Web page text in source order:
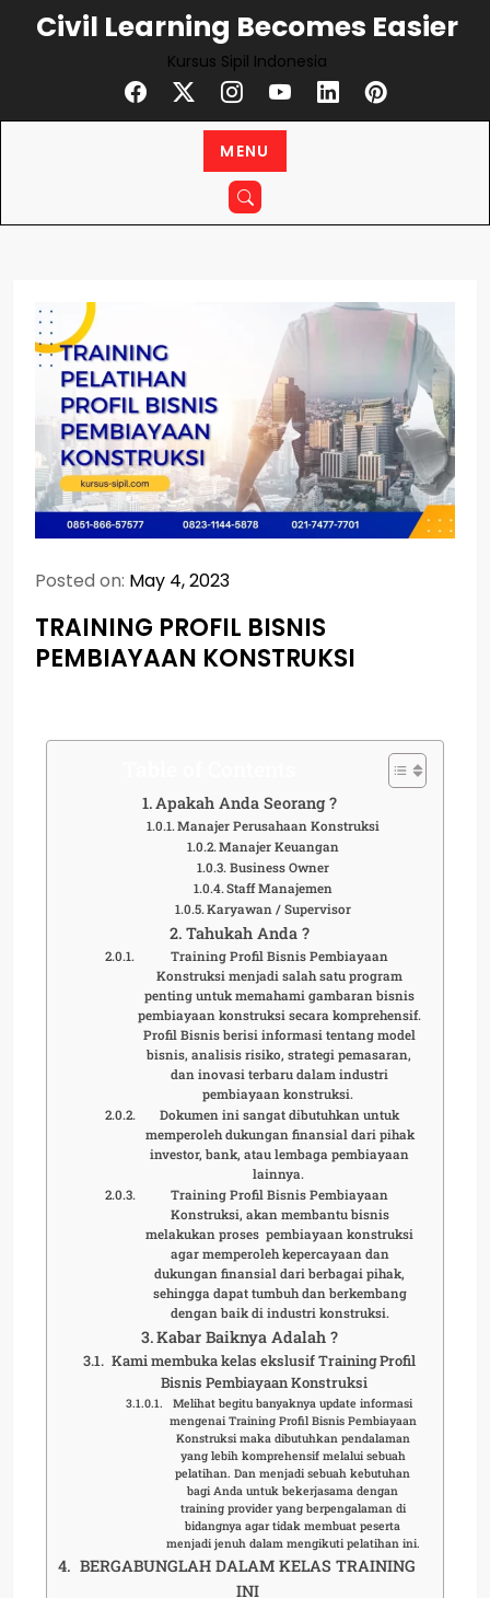
Civil Learning Becomes Easier
Kursus Sipil Indonesia
MENU
Posted on: May 4, 2023
TRAINING PROFIL BISNIS
PEMBIAYAAN KONSTRUKSI
Apakah Anda Seorang ?
Manajer Perusahaan Konstruksi
Manajer Keuangan
Business Owner
Staff Manajemen
Karyawan / Supervisor
Tahukah Anda ?
Training Profil Bisnis Pembiayaan
Konstruksi menjadi salah satu program
penting untuk memahami gambaran bisnis
pembiayaan konstruksi secara komprehensif.
Profil Bisnis berisi informasi tentang model
bisnis, analisis risiko, strategi pemasaran,
dan inovasi terbaru dalam industri
pembiayaan konstruksi.
Dokumen ini sangat dibutuhkan untuk
memperoleh dukungan finansial dari pihak
investor, bank, atau lembaga pembiayaan
lainnya.
Training Profil Bisnis Pembiayaan
Konstruksi, akan membantu bisnis
melakukan proses pembiayaan konstruksi
agar memperoleh kepercayaan dan
dukungan finansial dari berbagai pihak,
sehingga dapat tumbuh dan berkembang
dengan baik di industri konstruksi.
Kabar Baiknya Adalah ?
Kami membuka kelas ekslusif Training Profil
Bisnis Pembiayaan Konstruksi
Melihat begitu banyaknya update informasi
mengenai Training Profil Bisnis Pembiayaan
Konstruksi maka dibutuhkan pendalaman
yang lebih komprehensif melalui sebuah
pelatihan. Dan menjadi sebuah kebutuhan
bagi Anda untuk bekerjasama dengan
training provider yang berpengalaman di
bidangnya agar tidak membuat peserta
menjadi jenuh dalam mengikuti pelatihan ini.
BERGABUNGLAH DALAM KELAS TRAINING
INI